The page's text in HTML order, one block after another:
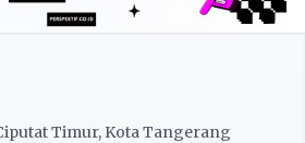
Timur, Kota Tangerang